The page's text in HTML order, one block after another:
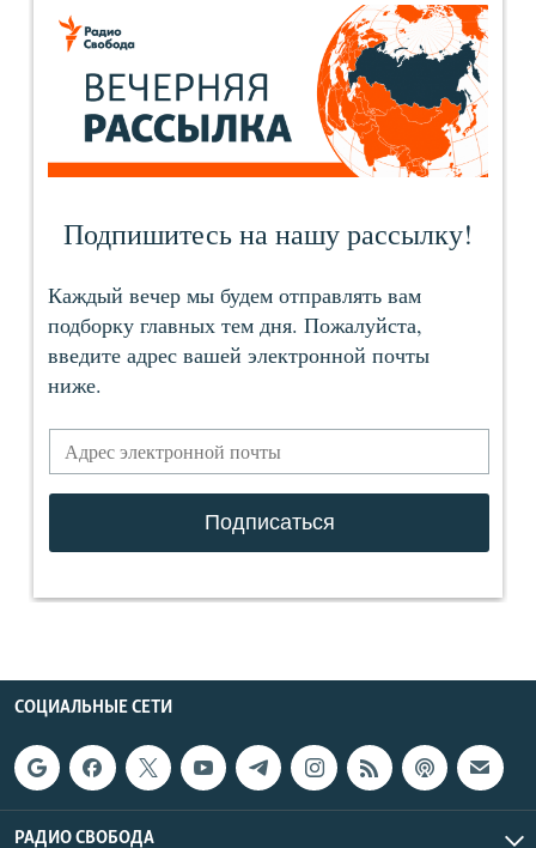
СОЦИАЛЬНЫЕ СЕТИ
РАДИО СВОБОДА